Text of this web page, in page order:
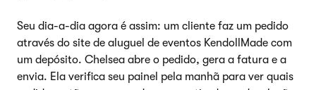
Seu dia-a-dia agora é assim: um cliente faz um pedido
através do site de aluguel de eventos KendollMade com
um depósito. Chelsea abre o pedido, gera a fatura e a
envia. Ela verifica seu painel pela manhã para ver quais